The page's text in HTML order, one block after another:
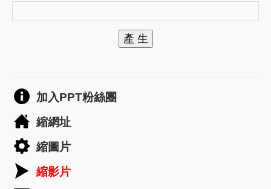
產 生
加入PPT粉絲團
縮網址
縮圖片
縮影片